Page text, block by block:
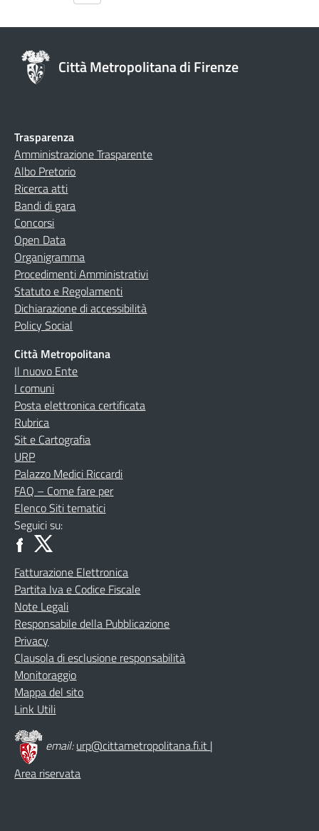
Città Metropolitana di Firenze
Trasparenza
Amministrazione Trasparente
Albo Pretorio
Ricerca atti
Bandi di gara
Concorsi
Open Data
Organigramma
Procedimenti Amministrativi
Statuto e Regolamenti
Dichiarazione di accessibilità
Policy Social
Città Metropolitana
Il nuovo Ente
I comuni
Posta elettronica certificata
Rubrica
Sit e Cartografia
URP
Palazzo Medici Riccardi
FAQ – Come fare per
Elenco Siti tematici
Seguici su:
Fatturazione Elettronica
Partita Iva e Codice Fiscale
Note Legali
Responsabile della Pubblicazione
Privacy
Clausola di esclusione responsabilità
Monitoraggio
Mappa del sito
Link Utili
email:urp@cittametropolitana.fi.it |
Area riservata